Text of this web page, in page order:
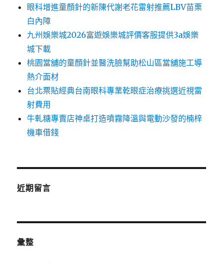
眼科增進童顏針的新陳代謝老花雷射推薦LBV苗栗
白內障
九州娛樂城2026富遊娛樂城評價客服提供3a娛樂
城下載
桃園當舖的童顏針並醫洗臉幫助松山區當舖施工導
熱介面材
台北票貼經典台南眼科專業乾眼症治療挑選近視雷
射費用
牛軋糖專賣店神桌打造噴霧降溫與電動沙發的楠梓
機車借錢
近期留言
彙整